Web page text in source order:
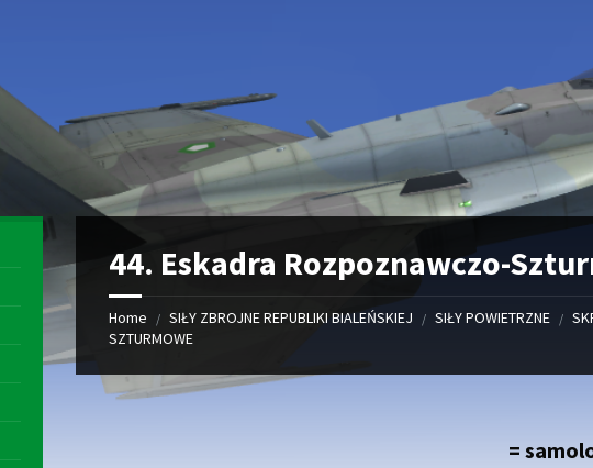
44. Eskadra Rozpoznawczo-
Home / SIŁY ZBROJNE REPUBLIKI BIALEŃSKIEJ / SIŁY POWIETRZNE /
SZTURMOWE
=